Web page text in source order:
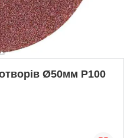
Ø50мм P100